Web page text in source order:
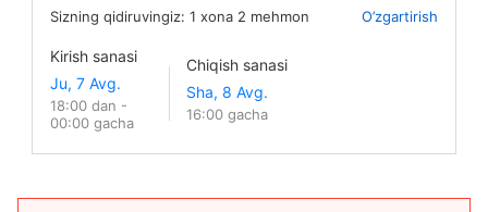
Sizning qidiruvingiz: 1 xona 2 mehmon O’zgartirish
Kirish sanasi
18:00 dan -
00:00 gacha
Chiqish sanasi
16:00 gacha